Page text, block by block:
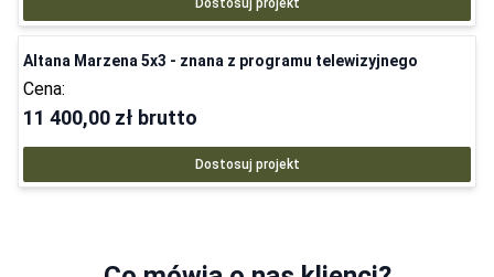
Dostosuj projekt
Altana Marzena 5x3 - znana z programu telewizyjnego
Cena:
11 400,00 zł brutto
Dostosuj projekt